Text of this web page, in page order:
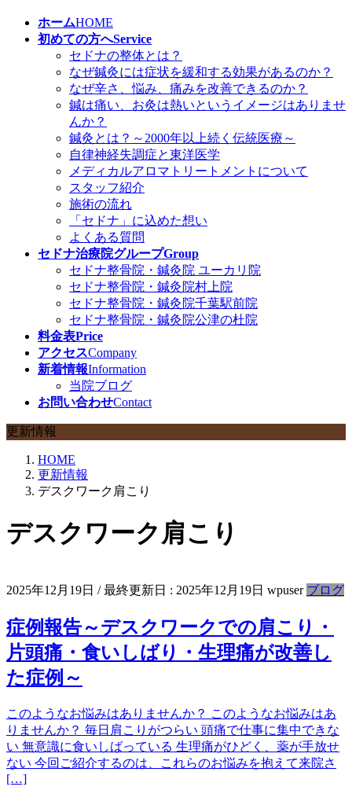
ホームHOME
初めての方へService
セドナの整体とは？
なぜ鍼灸には症状を緩和する効果があるのか？
なぜ辛さ、悩み、痛みを改善できるのか？
鍼は痛い、お灸は熱いというイメージはありませ
んか？
鍼灸とは？～2000年以上続く伝統医療～
自律神経失調症と東洋医学
メディカルアロマトリートメントについて
スタッフ紹介
施術の流れ
「セドナ」に込めた想い
よくある質問
セドナ治療院グループGroup
セドナ整骨院・鍼灸院 ユーカリ院
セドナ整骨院・鍼灸院村上院
セドナ整骨院・鍼灸院千葉駅前院
セドナ整骨院・鍼灸院公津の杜院
料金表Price
アクセスCompany
新着情報Information
当院ブログ
お問い合わせContact
更新情報
HOME
更新情報
デスクワーク肩こり
デスクワーク肩こり
2025年12月19日 / 最終更新日 : 2025年12月19日 wpuser ブログ
症例報告～デスクワークでの肩こり・
片頭痛・食いしばり・生理痛が改善し
た症例～
このようなお悩みはありませんか？ このようなお悩みはあ
りませんか？ 毎日肩こりがつらい 頭痛で仕事に集中できな
い 無意識に食いしばっている 生理痛がひどく、薬が手放せ
ない 今回ご紹介するのは、これらのお悩みを抱えて来院さ
[…]